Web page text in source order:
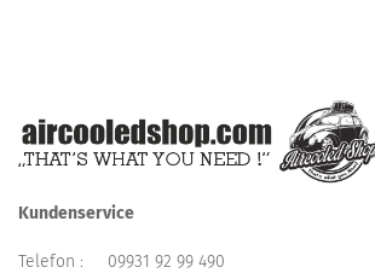
Kundenservice
Telefon : 09931 92 99 490